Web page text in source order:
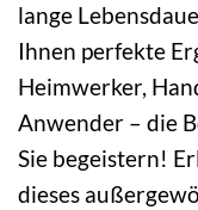
lange
Ihnen perfekte
Heimwerker,
Anwender – die
Sie begeistern!
dieses